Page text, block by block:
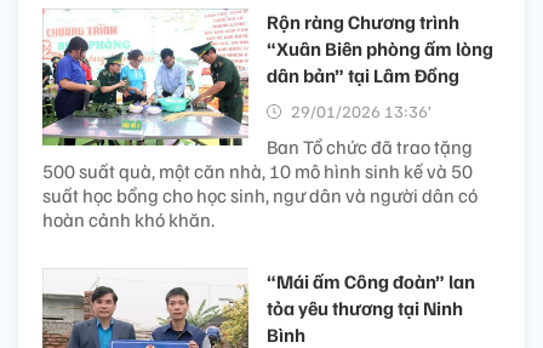
Rộn ràng Chương trình
“Xuân Biên phòng ấm lòng
dân bản” tại Lâm Đồng
29/01/2026 13:36’
Ban Tổ chức đã trao tặng
500 suất quà, một căn nhà, 10 mô hình sinh kế và 50
suất học bổng cho học sinh, ngư dân và người dân có
hoàn cảnh khó khăn.
“Mái ấm Công đoàn” lan
tỏa yêu thương tại Ninh
Bình